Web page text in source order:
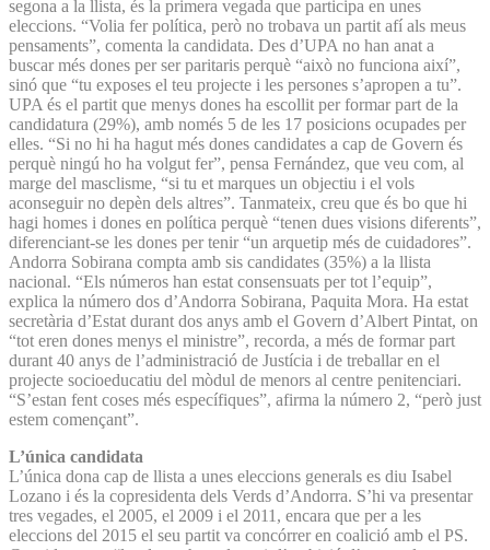
segona a la llista, és la primera vegada que participa en unes
eleccions. “Volia fer política, però no trobava un partit afí als meus
pensaments”, comenta la candidata. Des d’UPA no han anat a
buscar més dones per ser paritaris perquè “això no funciona així”,
sinó que “tu exposes el teu projecte i les persones s’apropen a tu”.
UPA és el partit que menys dones ha escollit per formar part de la
candidatura (29%), amb només 5 de les 17 posicions ocupades per
elles. “Si no hi ha hagut més dones candidates a cap de Govern és
perquè ningú ho ha volgut fer”, pensa Fernández, que veu com, al
marge del masclisme, “si tu et marques un objectiu i el vols
aconseguir no depèn dels altres”. Tanmateix, creu que és bo que hi
hagi homes i dones en política perquè “tenen dues visions diferents”,
diferenciant-se les dones per tenir “un arquetip més de cuidadores”.
Andorra Sobirana compta amb sis candidates (35%) a la llista
nacional. “Els números han estat consensuats per tot l’equip”,
explica la número dos d’Andorra Sobirana, Paquita Mora. Ha estat
secretària d’Estat durant dos anys amb el Govern d’Albert Pintat, on
“tot eren dones menys el ministre”, recorda, a més de formar part
durant 40 anys de l’administració de Justícia i de treballar en el
projecte socioeducatiu del mòdul de menors al centre penitenciari.
“S’estan fent coses més específiques”, afirma la número 2, “però just
estem començant”.
L’única candidata
L’única dona cap de llista a unes eleccions generals es diu Isabel
Lozano i és la copresidenta dels Verds d’Andorra. S’hi va presentar
tres vegades, el 2005, el 2009 i el 2011, encara que per a les
eleccions del 2015 el seu partit va concórrer en coalició amb el PS.